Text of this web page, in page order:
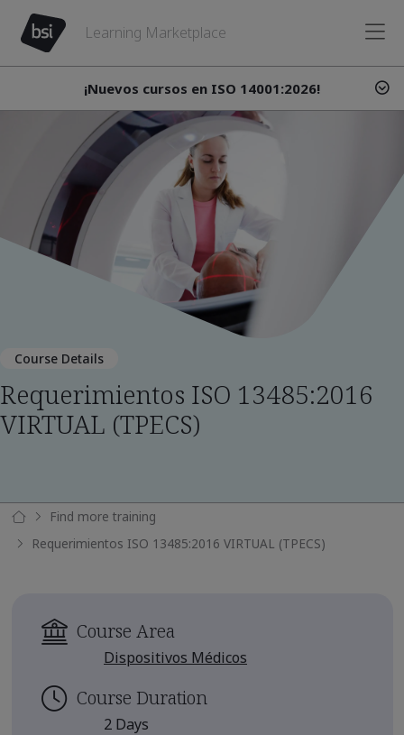
Learning Marketplace
¡Nuevos cursos en ISO 14001:2026!
Course Details
Requerimientos ISO 13485:2016
VIRTUAL (TPECS)
Find more training
Requerimientos ISO 13485:2016 VIRTUAL (TPECS)
Course Area
Dispositivos Médicos
Course Duration
2 Days